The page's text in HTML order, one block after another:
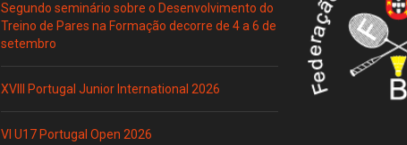
Segundo seminário sobre o Desenvolvimento do
Treino de Pares na Formação decorre de 4 a 6 de
setembro
XVIII Portugal Junior International 2026
VI U17 Portugal Open 2026